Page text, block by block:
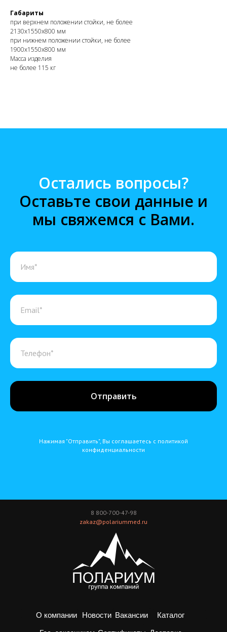
Габариты
при верхнем положении стойки, не более
2130х1550х800 мм
при нижнем положении стойки, не более
1900х1550х800 мм
Масса изделия
не более 115 кг
Остались вопросы?
Оставьте свои данные и
мы свяжемся с Вами.
Отправить
Нажимая "Отправить", Вы соглашаетесь с политикой
конфиденциальности
О компании Новости Вакансии Каталог
8 800-700-47-98
zakaz@polariummed.ru